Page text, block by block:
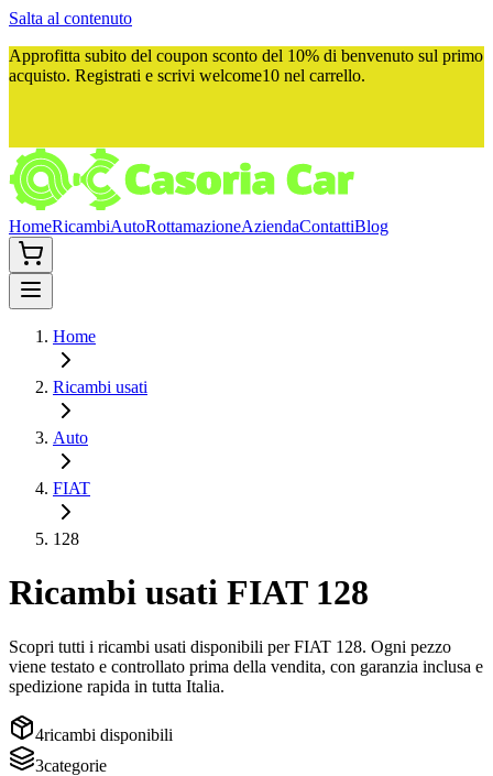
Salta al contenuto
Approfitta subito del coupon sconto del 10% di benvenuto sul primo
acquisto. Registrati e scrivi welcome10 nel carrello.
HomeRicambiAutoRottamazioneAziendaContattiBlog
Home
Ricambi usati
Auto
FIAT
128
Ricambi usati FIAT 128
Scopri tutti i ricambi usati disponibili perFIAT 128. Ogni pezzo
viene testato e controllato prima della vendita, con garanzia inclusa e
spedizione rapida in tutta Italia.
4ricambi disponibili
3categorie